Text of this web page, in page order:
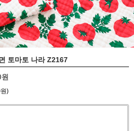
토마토 나라 Z2167
원
)